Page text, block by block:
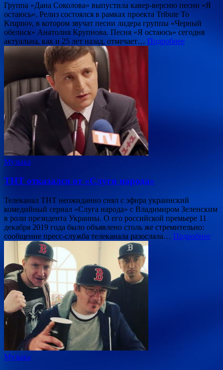
Группа «Дана Соколова» выпустила кавер-версию песни «Я
остаюсь». Релиз состоялся в рамках проекта Tribute To
Krupnov, в котором звучат песни лидера группы «Черный
обелиск» Анатолия Крупнова. Песня «Я остаюсь» сегодня
актуальна, как и 25 лет назад, отмечает… Подробнее
Музыка
ТНТ отказался от «Слуги народа»
Телеканал ТНТ неожиданно снял с эфира украинский
комедийный сериал «Слуга народа» с Владимиром Зеленским
в роли президента Украины. О его российской премьере 11
декабря 2019 года было объявлено столь же стремительно:
сообщение пресс-служба телеканала разослала… Подробнее
Музыка